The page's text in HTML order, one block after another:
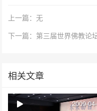
上一篇：无
下一篇：第三届世界佛教
相关文章
2009-